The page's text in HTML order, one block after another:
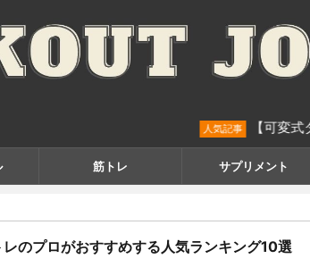
【可変式ダンベル】筋
筋トレ サプリメント
レのプロがおすすめする人気ランキング10選